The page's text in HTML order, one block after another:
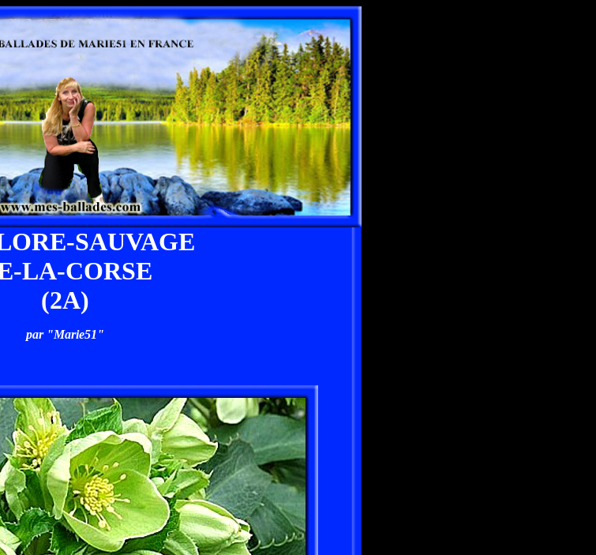
SAUVAGE
LA-CORSE
(2A)
par "Marie51"